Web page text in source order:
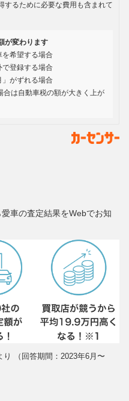
するために必要な費用も含まれて
が変わります
希望する場合
登録する場合
がずれる場合
合は自動車税の額が大きく上が
車の査定結果をWebでお知
（回答期間：2023年6月〜